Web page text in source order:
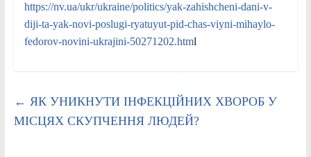
https://nv.ua/ukr/ukraine/politics/yak-zahishcheni-dani-v-
diji-ta-yak-novi-poslugi-ryatuyut-pid-chas-viyni-mihaylo-
fedorov-novini-ukrajini-50271202.html
← ЯК УНИКНУТИ ІНФЕКЦІЙНИХ ХВОРОБ У
МІСЦЯХ СКУПЧЕННЯ ЛЮДЕЙ?